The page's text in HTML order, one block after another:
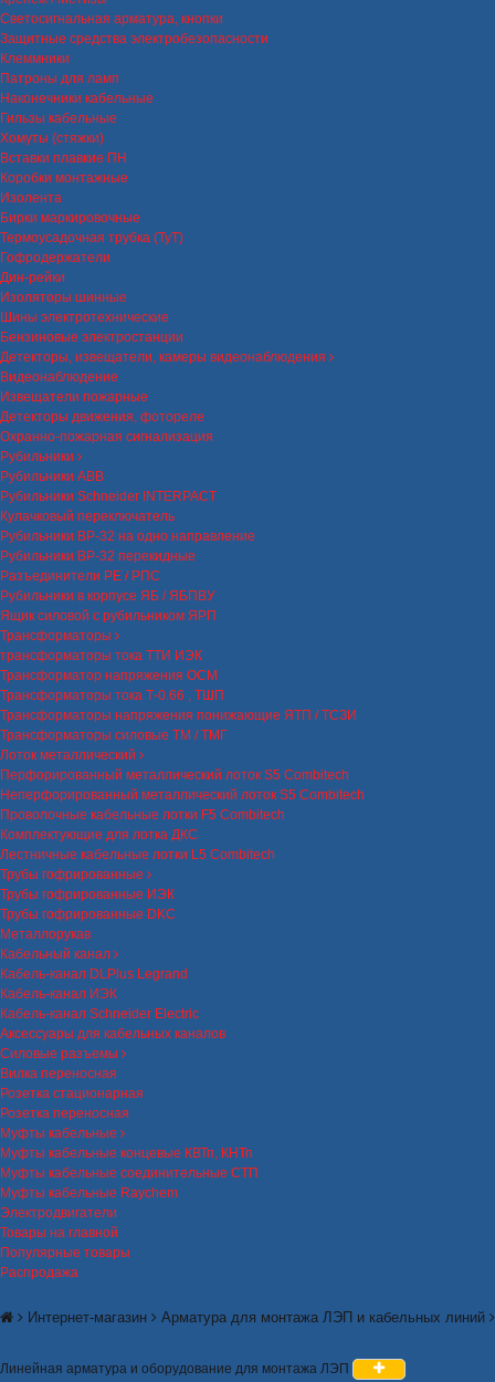
Светосигнальная арматура, кнопки
Защитные средства электробезопасности
Клеммники
Патроны для ламп
Наконечники кабельные
Гильзы кабельные
Хомуты (стяжки)
Вставки плавкие ПН
Коробки монтажные
Изолента
Бирки маркировочные
Термоусадочная трубка (ТуТ)
Гофродержатели
Дин-рейки
Изоляторы шинные
Шины электротехнические
Бензиновые электростанции
Детекторы, извещатели, камеры видеонаблюдения
Видеонаблюдение
Извещатели пожарные
Детекторы движения, фотореле
Охранно-пожарная сигнализация
Рубильники
Рубильники ABB
Рубильники Schneider INTERPACT
Кулачковый переключатель
Рубильники ВР-32 на одно направление
Рубильники ВР-32 перекидные
Разъединители РЕ / РПС
Рубильники в корпусе ЯБ / ЯБПВУ
Ящик силовой с рубильником ЯРП
Трансформаторы
трансформаторы тока ТТИ ИЭК
Трансформатор напряжения ОСМ
Трансформаторы тока Т-0.66 , ТШП
Трансформаторы напряжения понижающие ЯТП / ТСЗИ
Трансформаторы силовые ТМ / ТМГ
Лоток металлический
Перфорированный металлический лоток S5 Combitech
Неперфорированный металлический лоток S5 Combitech
Проволочные кабельные лотки F5 Combitech
Комплектующие для лотка ДКС
Лестничные кабельные лотки L5 Combitech
Трубы гофрированные
Трубы гофрированные ИЭК
Трубы гофрированные DKC
Металлорукав
Кабельный канал
Кабель-канал DLPlus Legrand
Кабель-канал ИЭК
Кабель-канал Schneider Electric
Аксессуары для кабельных каналов
Силовые разъемы
Вилка переносная
Розетка стационарная
Розетка переносная
Муфты кабельные
Муфты кабельные концевые КВТп, КНТп
Муфты кабельные соединительные СТП
Муфты кабельные Raychem
Электродвигатели
Товары на главной
Популярные товары
Распродажа
Интернет-магазин Арматура для монтажа ЛЭП и кабельных линий
Линейная арматура и оборудование для монтажа ЛЭП